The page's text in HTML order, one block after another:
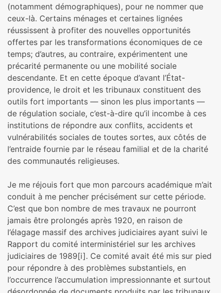
(notamment démographiques), pour ne nommer que
ceux-là. Certains ménages et certaines lignées
réussissent à profiter des nouvelles opportunités
offertes par les transformations économiques de ce
temps; d’autres, au contraire, expérimentent une
précarité permanente ou une mobilité sociale
descendante. Et en cette époque d’avant l’État-
providence, le droit et les tribunaux constituent des
outils fort importants — sinon les plus importants —
de régulation sociale, c’est-à-dire qu’il incombe à ces
institutions de répondre aux conflits, accidents et
vulnérabilités sociales de toutes sortes, aux côtés de
l’entraide fournie par le réseau familial et de la charité
des communautés religieuses.
Je me réjouis fort que mon parcours académique m’ait
conduit à me pencher précisément sur cette période.
C’est que bon nombre de mes travaux ne pourront
jamais être prolongés après 1920, en raison de
l’élagage massif des archives judiciaires ayant suivi le
Rapport du comité interministériel sur les archives
judiciaires de 1989[i]. Ce comité avait été mis sur pied
pour répondre à des problèmes substantiels, en
l’occurrence l’accumulation impressionnante et surtout